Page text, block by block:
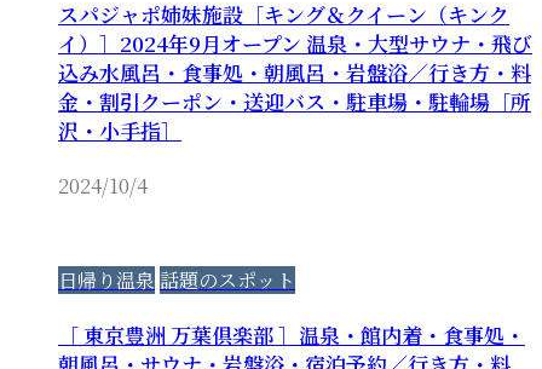
スパジャポ姉妹施設［キング＆クイーン（キンク
イ）］2024年9月オープン 温泉・大型サウナ・飛び
込み水風呂・食事処・朝風呂・岩盤浴／行き方・料
金・割引クーポン・送迎バス・駐車場・駐輪場［所
沢・小手指］
2024/10/4
日帰り温泉 話題のスポット
［ 東京豊洲 万葉倶楽部 ］温泉・館内着・食事処・